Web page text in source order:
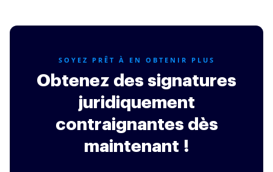
SOYEZ PRÊT À EN OBTENIR PLUS
Obtenez des signatures
juridiquement
contraignantes dès
maintenant !